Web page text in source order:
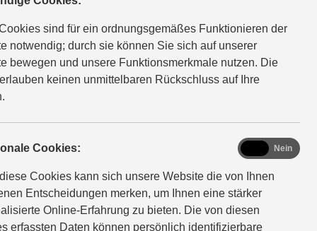
sind für ein ordnungsgemäßes Funktionieren der
notwendig; durch sie können Sie sich auf unserer
bewegen und unsere Funktionsmerkmale nutzen. Die
keinen unmittelbaren Rückschluss auf Ihre
Cookies:
Cookies kann sich unsere Website die von Ihnen
Entscheidungen merken, um Ihnen eine stärker
Online-Erfahrung zu bieten. Die von diesen
erfassten Daten können persönlich identifizierbare
functional
Nein
WEITER